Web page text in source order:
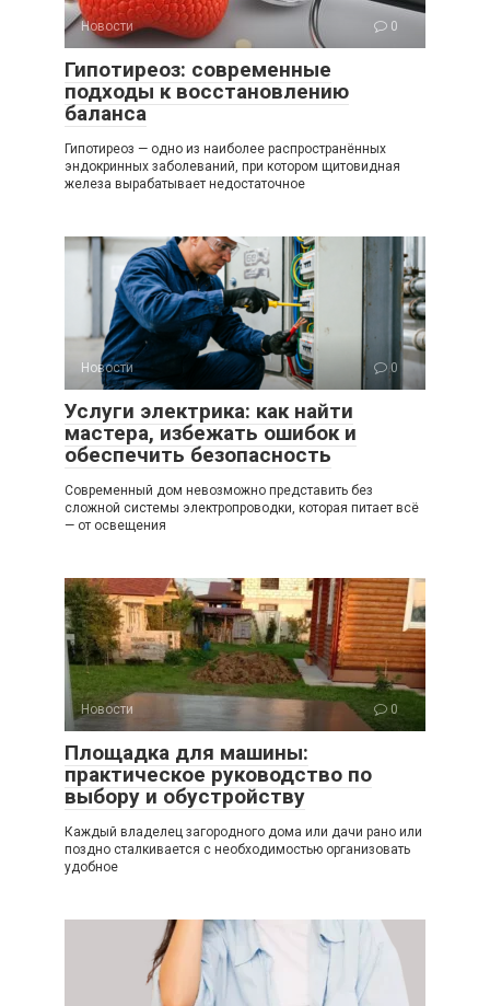
Новости 0
Гипотиреоз: современные
подходы к восстановлению
баланса
Гипотиреоз — одно из наиболее распространённых
эндокринных заболеваний, при котором щитовидная
железа вырабатывает недостаточное
Новости 0
Услуги электрика: как найти
мастера, избежать ошибок и
обеспечить безопасность
Современный дом невозможно представить без
сложной системы электропроводки, которая питает всё
— от освещения
Новости 0
Площадка для машины:
практическое руководство по
выбору и обустройству
Каждый владелец загородного дома или дачи рано или
поздно сталкивается с необходимостью организовать
удобное